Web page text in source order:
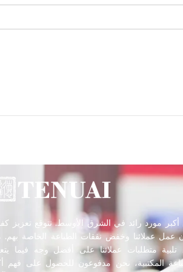
مورد رائد في الشرق الأوسط. نتوقع تعزيز
عمل عملائنا وخفض نفقات الطباعة الخاصة
متطلبات عملائنا على أفضل وجه فيما
المكتبية، نحن مدفوعون للحصول على فهم